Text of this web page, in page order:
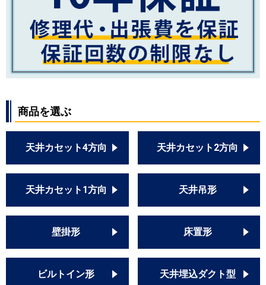
商品を選ぶ
天井カセット4方向 天井カセット2方向
天井カセット1方向 天井吊形
壁掛形 床置形
ビルトイン形 天井埋込ダクト型